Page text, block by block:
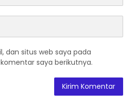
dan situs web saya pada
saya berikutnya.